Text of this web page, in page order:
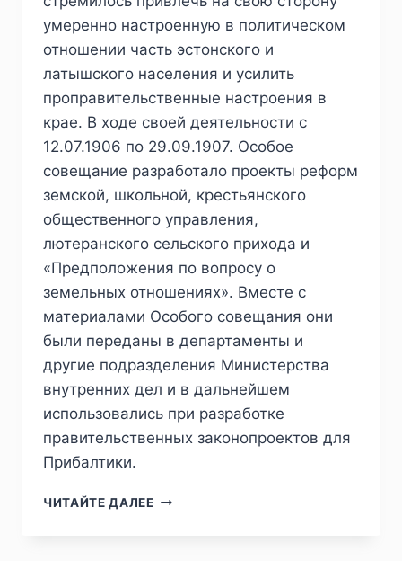
умеренно настроенную в политическом
отношении часть эстонского и
латышского населения и усилить
проправительственные настроения в
крае. В ходе своей деятельности с
12.07.1906 по 29.09.1907. Особое
совещание разработало проекты реформ
земской, школьной, крестьянского
общественного управления,
лютеранского сельского прихода и
«Предположения по вопросу о
земельных отношениях». Вместе с
материалами Особого совещания они
были переданы в департаменты и
другие подразделения Министерства
внутренних дел и в дальнейшем
использовались при разработке
правительственных законопроектов для
Прибалтики.
ЧИТАЙТЕ ДАЛЕЕПИЖ